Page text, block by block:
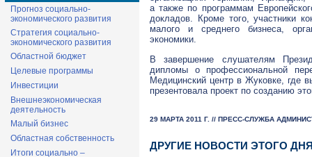
Прогноз социально-
экономического развития
Стратегия социально-
экономического развития
Областной бюджет
Целевые программы
Инвестиции
Внешнеэкономическая
деятельность
Малый бизнес
Областная собственность
Итоги социально –
а также по программам
докладов. Кроме того, участники
малого и среднего бизнеса,
экономики.
В завершение слушателям
дипломы о профессиональной
Медицинский центр в Жуковке, где
презентовала проект по созданию
29 МАРТА 2011 Г. // ПРЕСС-СЛУЖБА
ДРУГИЕ НОВОСТИ ЭТОГО